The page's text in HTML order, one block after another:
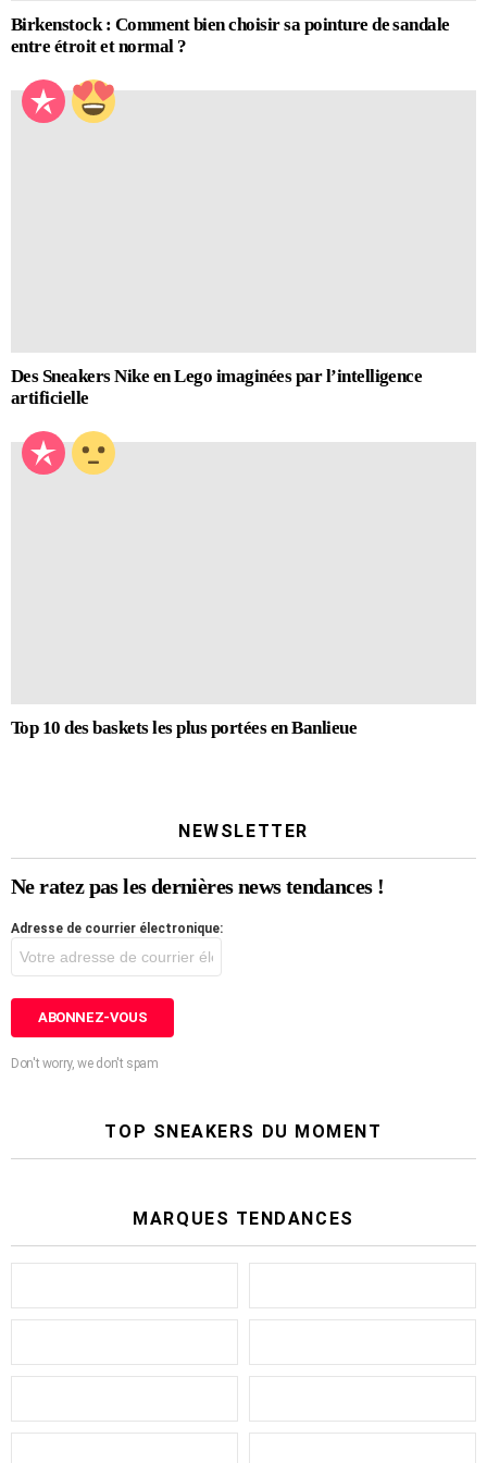
Birkenstock : Comment bien choisir sa pointure de sandale
entre étroit et normal ?
Des Sneakers Nike en Lego imaginées par l’intelligence
artificielle
Top 10 des baskets les plus portées en Banlieue
NEWSLETTER
Ne ratez pas les dernières news tendances !
Adresse de courrier électronique:
Don't worry, we don't spam
TOP SNEAKERS DU MOMENT
MARQUES TENDANCES